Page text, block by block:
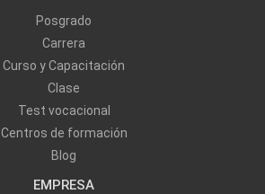
Posgrado
Carrera
Curso y Capacitación
Clase
Test vocacional
Centros de formación
Blog
EMPRESA